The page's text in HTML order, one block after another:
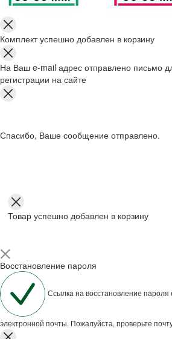
Комплект успешно добавлен в корзину
На Ваш e-mail адрес отправлено письмо
регистрации на сайте
Спасибо, Ваше сообщение отправлено.
Товар успешно добавлен в корзину
Восстановление пароля
Ссылка на восстановление
электронной почты. Пожалуйста, проверьте